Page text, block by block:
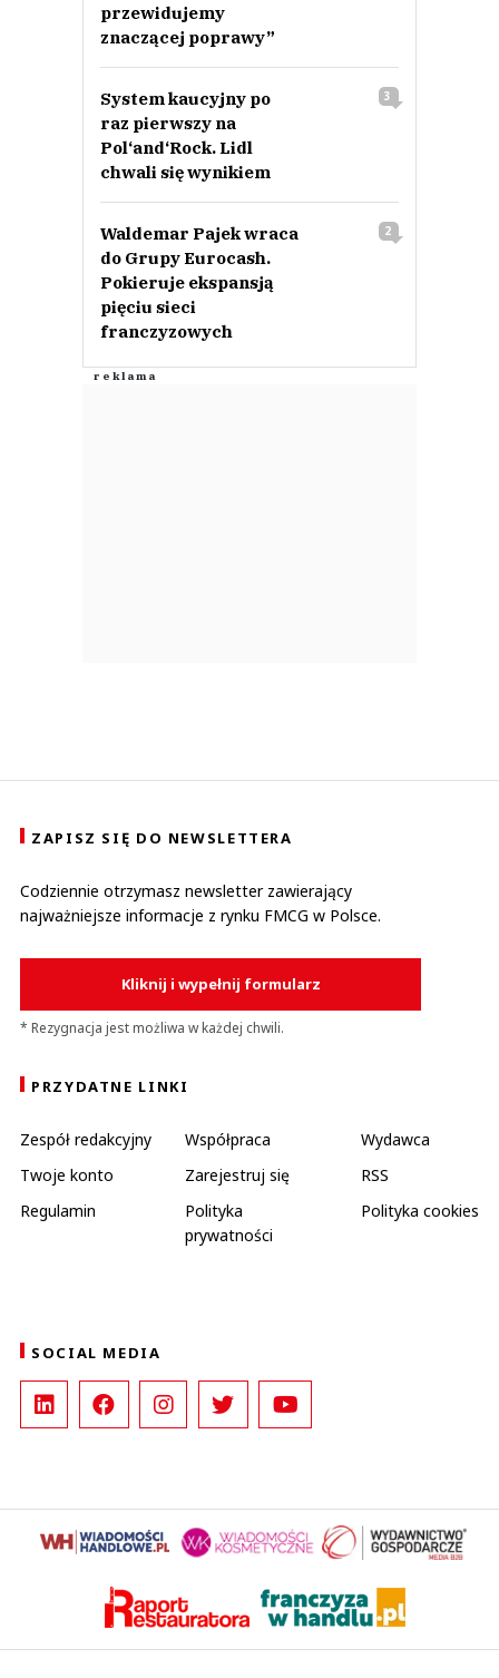
przewidujemy
znaczącej poprawy”
System kaucyjny po
raz pierwszy na
Pol‘and‘Rock. Lidl
chwali się wynikiem
3
Waldemar Pajek wraca
do Grupy Eurocash.
Pokieruje ekspansją
pięciu sieci
franczyzowych
2
ZAPISZ SIĘ DO NEWSLETTERA
Codziennie otrzymasz newsletter zawierający
najważniejsze informacje z rynku FMCG w Polsce.
Kliknij i wypełnij formularz
* Rezygnacja jest możliwa w każdej chwili.
PRZYDATNE LINKI
Zespół redakcyjny Współpraca
Wydawca
Twoje konto
Zarejestruj się
RSS
Regulamin
Polityka
prywatności
Polityka cookies
SOCIAL MEDIA